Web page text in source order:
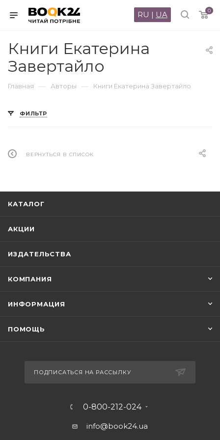
0
RU | UA
Книги Екатерина
Завертайло
Главная — Авторы — Книги Екатерина Завертайло
ФИЛЬТР
ВЕРНУТЬСЯ В СПИСОК
КАТАЛОГ
АКЦИИ
ИЗДАТЕЛЬСТВА
КОМПАНИЯ
ИНФОРМАЦИЯ
ПОМОЩЬ
ПОДПИСАТЬСЯ НА РАССЫЛКУ
0-800-212-024
info@book24.ua